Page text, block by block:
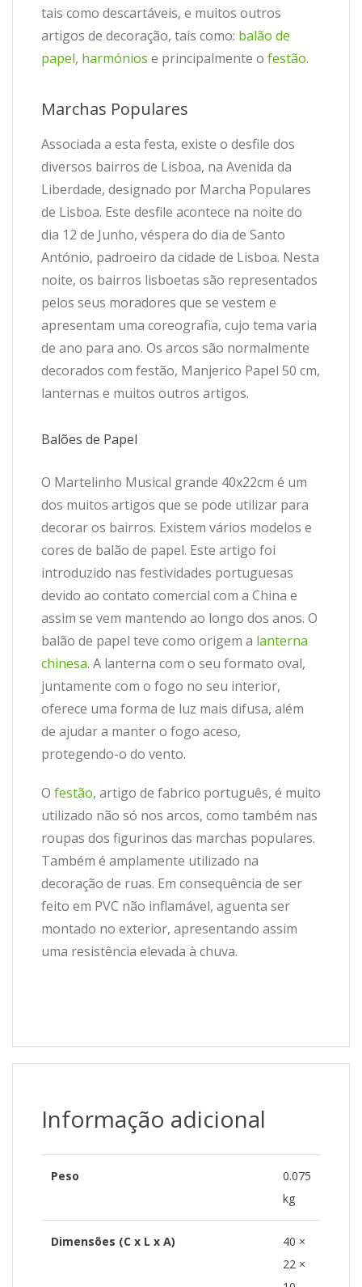
tais como descartáveis, e muitos outros
artigos de decoração, tais como: balão de
papel, harmónios e principalmente o festão.
Marchas Populares
Associada a esta festa, existe o desfile dos
diversos bairros de Lisboa, na Avenida da
Liberdade, designado por Marcha Populares
de Lisboa. Este desfile acontece na noite do
dia 12 de Junho, véspera do dia de Santo
António, padroeiro da cidade de Lisboa. Nesta
noite, os bairros lisboetas são representados
pelos seus moradores que se vestem e
apresentam uma coreografia, cujo tema varia
de ano para ano. Os arcos são normalmente
decorados com festão, Manjerico Papel 50 cm,
lanternas e muitos outros artigos.
Balões de Papel
O Martelinho Musical grande 40x22cm é um
dos muitos artigos que se pode utilizar para
decorar os bairros. Existem vários modelos e
cores de balão de papel. Este artigo foi
introduzido nas festividades portuguesas
devido ao contato comercial com a China e
assim se vem mantendo ao longo dos anos. O
balão de papel teve como origem a lanterna
chinesa. A lanterna com o seu formato oval,
juntamente com o fogo no seu interior,
oferece uma forma de luz mais difusa, além
de ajudar a manter o fogo aceso,
protegendo-o do vento.
O festão, artigo de fabrico português, é muito
utilizado não só nos arcos, como também nas
roupas dos figurinos das marchas populares.
Também é amplamente utilizado na
decoração de ruas. Em consequência de ser
feito em PVC não inflamável, aguenta ser
montado no exterior, apresentando assim
uma resistência elevada à chuva.
Informação adicional
Peso
0.075
kg
Dimensões (C x L x A)
40 ×
22 ×